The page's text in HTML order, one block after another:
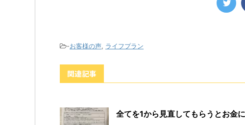
-お客様の声, ライフプラン
関連記事
全てを1から見直してもらうとお金